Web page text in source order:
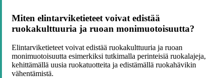
Miten elintarviketieteet voivat edistää
ruokakulttuuria ja ruoan monimuotoisuutta?
Elintarviketieteet voivat edistää ruokakulttuuria ja ruoan
monimuotoisuutta esimerkiksi tutkimalla perinteisiä ruokalajeja,
kehittämällä uusia ruokatuotteita ja edistämällä ruokahävikin
vähentämistä.